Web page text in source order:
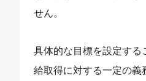
せん。
具体的な目標を設定す
給取得に対する一定の義